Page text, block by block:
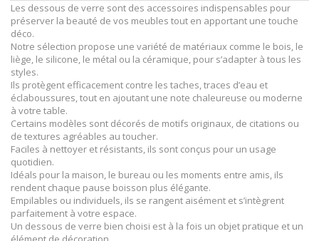
Les dessous de verre sont des accessoires indispensables pour
préserver la beauté de vos meubles tout en apportant une touche
déco.
Notre sélection propose une variété de matériaux comme le bois, le
liège, le silicone, le métal ou la céramique, pour s’adapter à tous les
styles.
Ils protègent efficacement contre les taches, traces d’eau et
éclaboussures, tout en ajoutant une note chaleureuse ou moderne
à votre table.
Certains modèles sont décorés de motifs originaux, de citations ou
de textures agréables au toucher.
Faciles à nettoyer et résistants, ils sont conçus pour un usage
quotidien.
Idéals pour la maison, le bureau ou les moments entre amis, ils
rendent chaque pause boisson plus élégante.
Empilables ou individuels, ils se rangent aisément et s’intègrent
parfaitement à votre espace.
Un dessous de verre bien choisi est à la fois un objet pratique et un